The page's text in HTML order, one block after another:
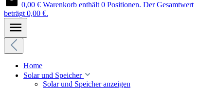
0,00 € Warenkorb enthält 0 Positionen. Der Gesamtwert
beträgt 0,00 €.
Home
Solar und Speicher
Solar und Speicher anzeigen